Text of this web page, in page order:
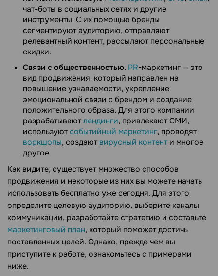
чат-боты в социальных сетях и другие
инструменты. С их помощью бренды
сегментируют аудиторию, отправляют
релевантный контент, рассылают персональные
скидки.
Связи с общественностью. PR-маркетинг — это
вид продвижения, который направлен на
повышение узнаваемости, укрепление
эмоциональной связи с брендом и создание
положительного образа. Для этого компании
разрабатываютлендинги, привлекают СМИ,
используютсобытийный маркетинг, проводят
воркшопы, создаютвирусный контенти многое
другое.
Как видите, существует множество способов
продвижения и некоторые из них вы можете начать
использовать бесплатно уже сегодня. Для этого
определите целевую аудиторию, выберите каналы
коммуникации, разработайте стратегию и составьте
маркетинговый план, который поможет достичь
поставленных целей. Однако, прежде чем вы
приступите к работе, ознакомьтесь с примерами
ниже.